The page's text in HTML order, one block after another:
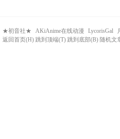
★初音社★ AKiAnime在线动漫 LycorisGal
返回首页(H) 跳到顶端(T) 跳到底部(B) 随机文